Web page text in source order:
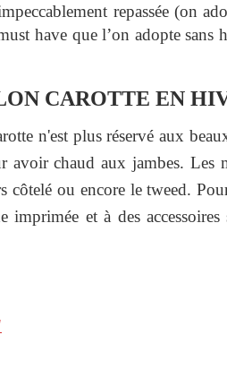
repassée (on
have que l’on adopte sans
CAROTTE EN
n'est plus réservé aux
chaud aux jambes. Les
côtelé ou encore le tweed.
et à des